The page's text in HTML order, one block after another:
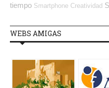
tiempo Smartphone Creatividad
WEBS AMIGAS